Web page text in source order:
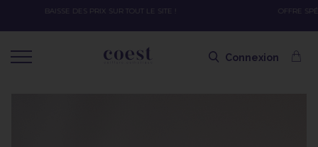
OFFRE SPÉCIALE SOLAIRE SKEYMZEE ! SOIN HYDRATANT + SPRAY + SHAMPOING =
Connexion